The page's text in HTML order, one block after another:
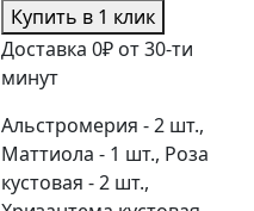
Купить в 1 клик
Доставка 0₽ от 30-ти
минут
Альстромерия - 2 шт.,
Маттиола - 1 шт., Роза
кустовая - 2 шт.,